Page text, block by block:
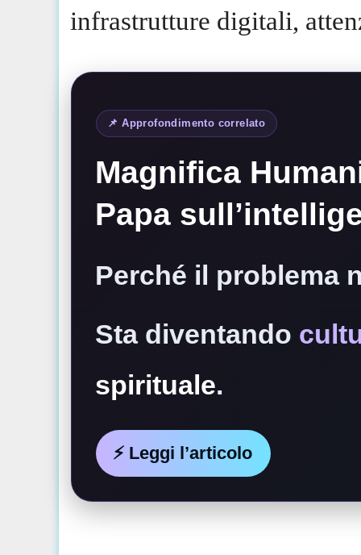
infrastrutture digitali,
📌 Approfondimento correlato
Magnifica
Papa
Perché il problema
Sta diventando
spirituale.
⚡️ Leggi l’articolo